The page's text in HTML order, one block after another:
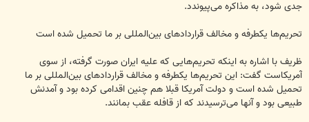
جدی شود، به مذاکره می‌پیوندد.
تحریم‌ها یکطرفه و مخالف قراردادهای بین‌المللی بر ما تحمیل شده است
ظریف با اشاره به اینکه تحریم‌هایی که علیه ایران صورت گرفته، از سوی
آمریکاست گفت: این تحریم‌ها یکطرفه و مخالف قراردادهای بین‌المللی بر ما
تحمیل شده است و دولت آمریکا قبلا هم چنین اقدامی کرده بود و آمدنش
طبیعی بود و آنها می‌ترسیدند که از قافله عقب بمانند.